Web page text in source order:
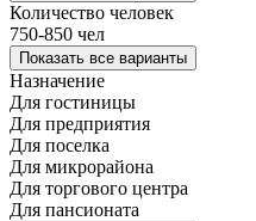
Количество человек
750-850 чел
Показать все варианты
Назначение
Для гостиницы
Для предприятия
Для поселка
Для микрорайона
Для торгового центра
Для пансионата